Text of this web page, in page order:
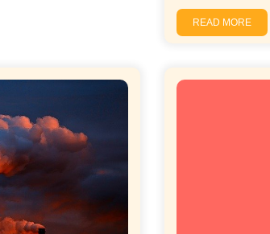
READ MORE